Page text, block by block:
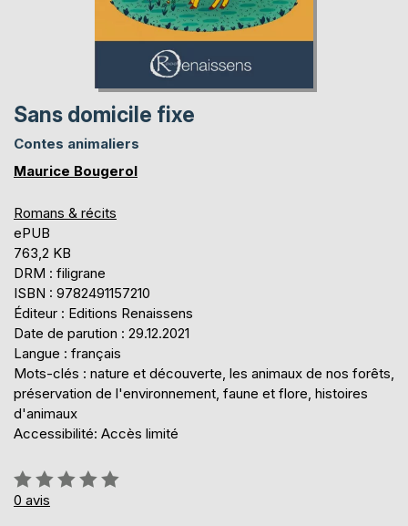
Sans domicile fixe
Contes animaliers
Maurice Bougerol
Romans & récits
ePUB
763,2 KB
DRM : filigrane
ISBN : 9782491157210
Éditeur : Editions Renaissens
Date de parution : 29.12.2021
Langue : français
Mots-clés : nature et découverte, les animaux de nos forêts,
préservation de l'environnement, faune et flore, histoires
d'animaux
Accessibilité: Accès limité
Évaluation:
0%
0 avis